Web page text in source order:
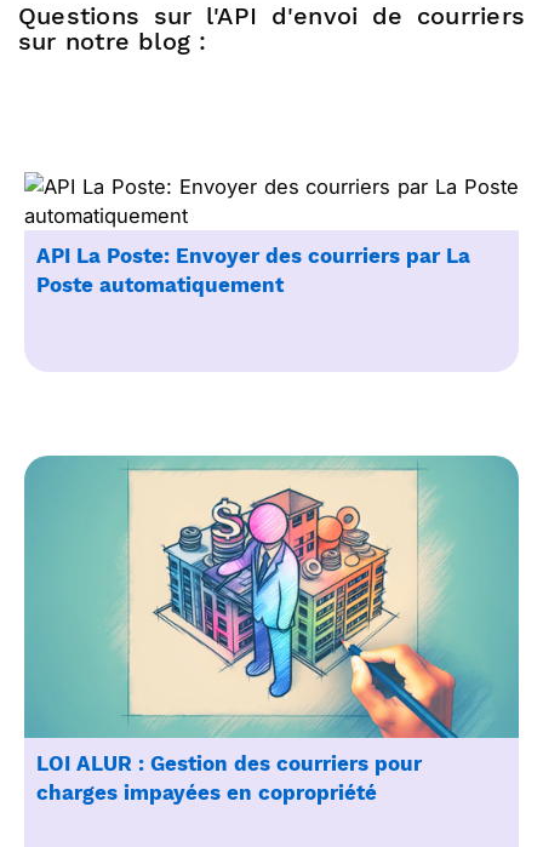
Questions sur l'API d'envoi de courriers
sur notre blog :
API La Poste: Envoyer des courriers par La
Poste automatiquement
LOI ALUR : Gestion des courriers pour
charges impayées en copropriété